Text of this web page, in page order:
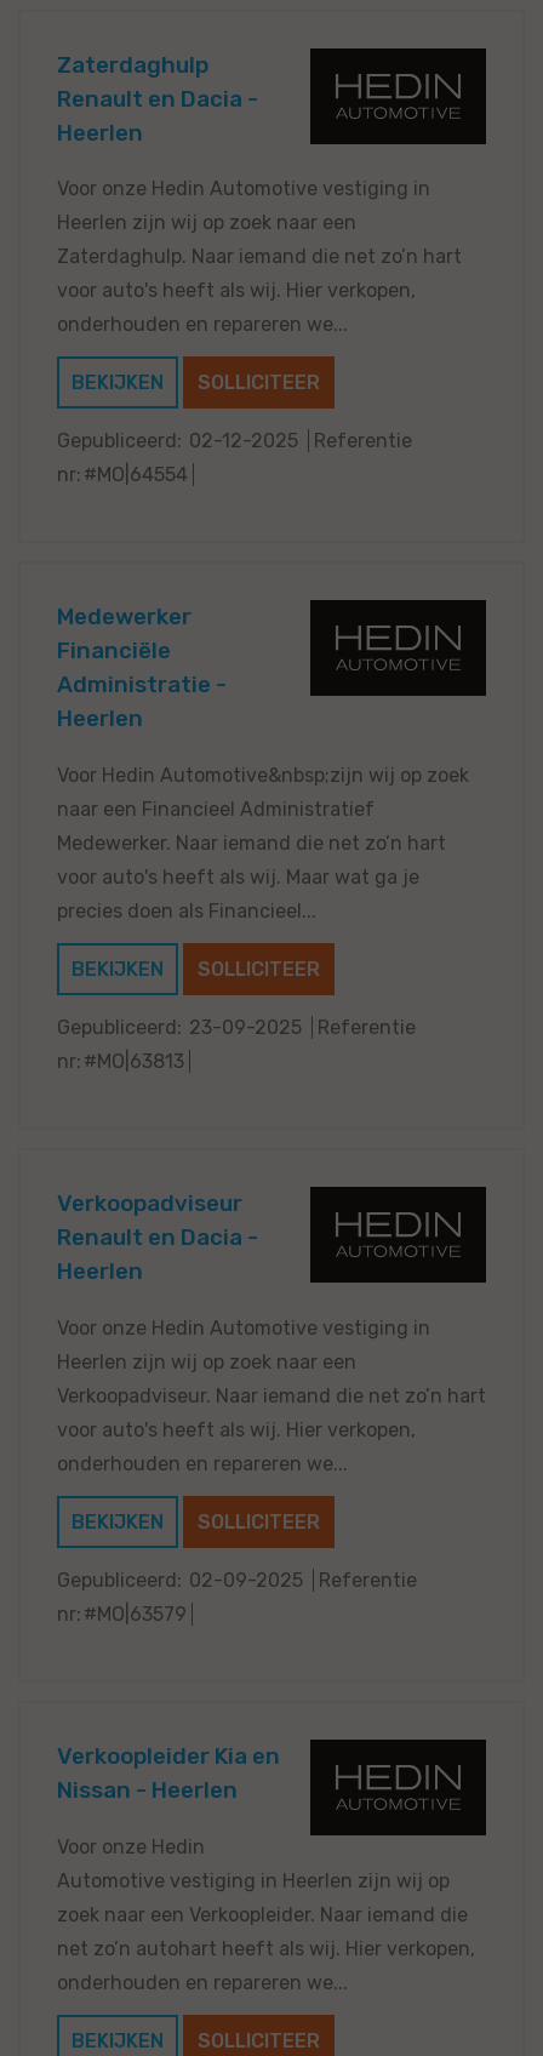
Zaterdaghulp
Renault en Dacia -
Heerlen
Voor onze Hedin Automotive vestiging in
Heerlen zijn wij op zoek naar een
Zaterdaghulp. Naar iemand die net zo’n hart
voor auto's heeft als wij. Hier verkopen,
onderhouden en repareren we...
BEKIJKEN SOLLICITEER
Gepubliceerd: 02-12-2025
Referentie
nr: #MO|64554
Medewerker
Financiële
Administratie -
Heerlen
Voor Hedin Automotive&nbsp;zijn wij op zoek
naar een Financieel Administratief
Medewerker. Naar iemand die net zo’n hart
voor auto's heeft als wij. Maar wat ga je
precies doen als Financieel...
BEKIJKEN SOLLICITEER
Gepubliceerd: 23-09-2025
Referentie
nr: #MO|63813
Verkoopadviseur
Renault en Dacia -
Heerlen
Voor onze Hedin Automotive vestiging in
Heerlen zijn wij op zoek naar een
Verkoopadviseur. Naar iemand die net zo’n hart
voor auto's heeft als wij. Hier verkopen,
onderhouden en repareren we...
BEKIJKEN SOLLICITEER
Gepubliceerd: 02-09-2025
Referentie
nr: #MO|63579
Verkoopleider Kia en
Nissan - Heerlen
Voor onze Hedin
Automotive vestiging in Heerlen zijn wij op
zoek naar een Verkoopleider. Naar iemand die
net zo’n autohart heeft als wij. Hier verkopen,
onderhouden en repareren we...
BEKIJKEN SOLLICITEER